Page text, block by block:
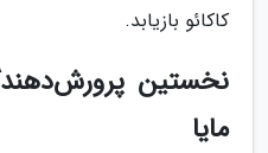
کاکائو بازیابد.
نخستین
مایا